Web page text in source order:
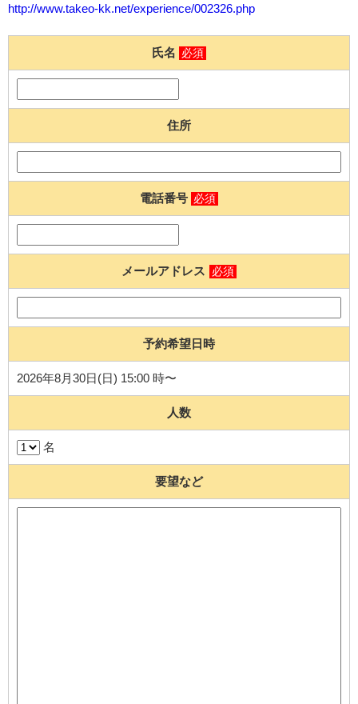
http://www.takeo-kk.net/experience/002326.php
氏名 必須
住所
電話番号 必須
メールアドレス 必須
予約希望日時
2026年8月30日(日) 15:00 時〜
人数
名
要望など